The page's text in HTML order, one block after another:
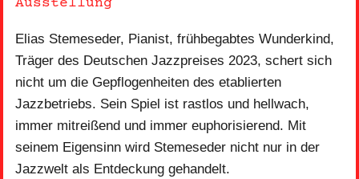
Elias Stemeseder, Pianist, frühbegabtes Wunderkind,
Träger des Deutschen Jazzpreises 2023, schert sich
nicht um die Gepflogenheiten des etablierten
Jazzbetriebs. Sein Spiel ist rastlos und hellwach,
immer mitreißend und immer euphorisierend. Mit
seinem Eigensinn wird Stemeseder nicht nur in der
Jazzwelt als Entdeckung gehandelt.